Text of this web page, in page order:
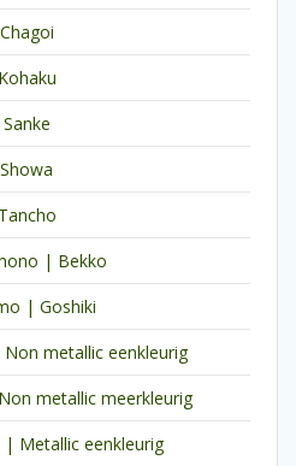
Chagoi
Kohaku
Sanke
Showa
Tancho
| Bekko
| Goshiki
metallic eenkleurig
metallic meerkleurig
Metallic eenkleurig